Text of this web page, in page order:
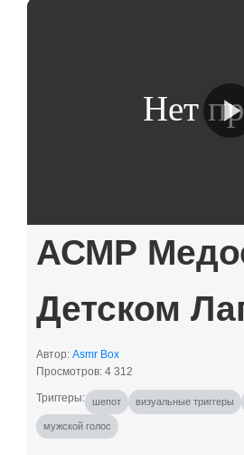
АСМР
Детском
Автор: Asmr Box
Просмотров: 4 312
шепот визуальные триггеры
мужской голос